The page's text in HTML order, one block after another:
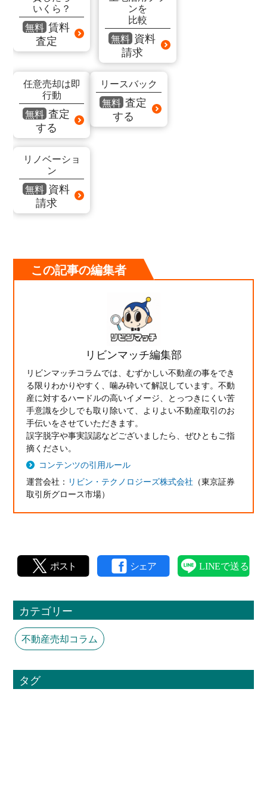
いくら？
無料 賃料
査定
ンを
比較
無料 資料
請求
任意売却は即
行動
無料 査定
する
リースバック
無料 査定
する
リノベーショ
ン
無料 資料
請求
この記事の編集者
リビンマッチ編集部
リビンマッチコラムでは、むずかしい不動産の事をでき
る限りわかりやすく、噛み砕いて解説しています。不動
産に対するハードルの高いイメージ、とっつきにくい苦
手意識を少しでも取り除いて、よりよい不動産取引のお
手伝いをさせていただきます。
誤字脱字や事実誤認などございましたら、ぜひともご指
摘ください。
コンテンツの引用ルール
運営会社： リビン・テクノロジーズ株式会社 （東京証券
取引所グロース市場）
カテゴリー
不動産売却コラム
タグ